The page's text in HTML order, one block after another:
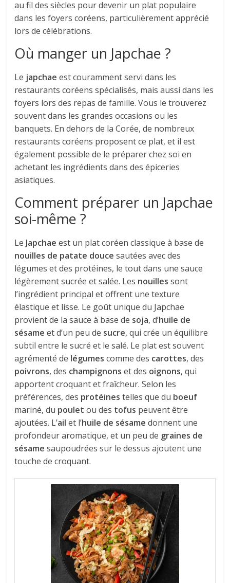
au fil des siècles pour devenir un plat populaire
dans les foyers coréens, particulièrement apprécié
lors de célébrations.
Où manger un Japchae ?
Le japchae est couramment servi dans les
restaurants coréens spécialisés, mais aussi dans les
foyers lors des repas de famille. Vous le trouverez
souvent dans les grandes occasions ou les
banquets. En dehors de la Corée, de nombreux
restaurants coréens proposent ce plat, et il est
également possible de le préparer chez soi en
achetant les ingrédients dans des épiceries
asiatiques.
Comment préparer un Japchae
soi-même ?
Le Japchae est un plat coréen classique à base de
nouilles de patate douce sautées avec des
légumes et des protéines, le tout dans une sauce
légèrement sucrée et salée. Les nouilles sont
l’ingrédient principal et offrent une texture
élastique et lisse. Le goût unique du Japchae
provient de la sauce à base de soja, d’huile de
sésame et d’un peu de sucre, qui crée un équilibre
subtil entre le sucré et le salé. Le plat est souvent
agrémenté de légumes comme des carottes, des
poivrons, des champignons et des oignons, qui
apportent croquant et fraîcheur. Selon les
préférences, des protéines telles que du boeuf
mariné, du poulet ou des tofus peuvent être
ajoutées. L’ail et l’huile de sésame donnent une
profondeur aromatique, et un peu de graines de
sésame saupoudrées sur le dessus ajoutent une
touche de croquant.